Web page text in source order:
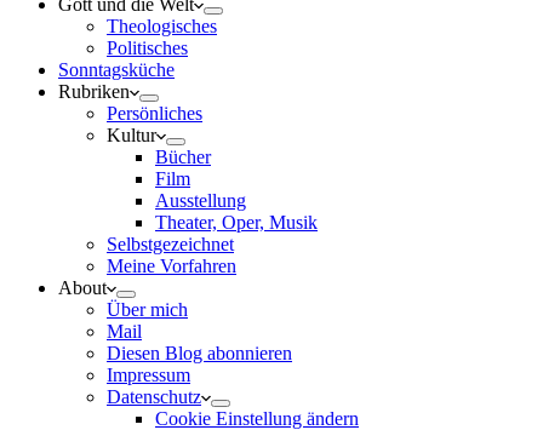
Gott und die Welt
Theologisches
Politisches
Sonntagsküche
Rubriken
Persönliches
Kultur
Bücher
Film
Ausstellung
Theater, Oper, Musik
Selbstgezeichnet
Meine Vorfahren
About
Über mich
Mail
Diesen Blog abonnieren
Impressum
Datenschutz
Cookie Einstellung ändern